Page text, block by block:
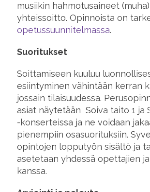
musiikin hahmotusaineet
yhteissoitto. Opinnoista on
opetussuunnitelmassa.
Suoritukset
Soittamiseen kuuluu
esiintyminen vähintään kerran
jossain tilaisuudessa.
asiat näytetään Soiva taito 1 ja
-konserteissa ja ne voidaan
pienempiin osasuorituksiin.
opintojen lopputyön sisältö ja
asetetaan yhdessä opettajien
kanssa.